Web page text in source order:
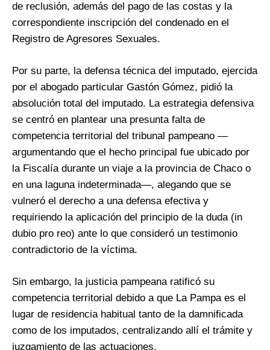
de reclusión, además del pago de las costas y la
correspondiente inscripción del condenado en el
Registro de Agresores Sexuales.
Por su parte, la defensa técnica del imputado, ejercida
por el abogado particular Gastón Gómez, pidió la
absolución total del imputado. La estrategia defensiva
se centró en plantear una presunta falta de
competencia territorial del tribunal pampeano —
argumentando que el hecho principal fue ubicado por
la Fiscalía durante un viaje a la provincia de Chaco o
en una laguna indeterminada—, alegando que se
vulneró el derecho a una defensa efectiva y
requiriendo la aplicación del principio de la duda (in
dubio pro reo) ante lo que consideró un testimonio
contradictorio de la víctima.
Sin embargo, la justicia pampeana ratificó su
competencia territorial debido a que La Pampa es el
lugar de residencia habitual tanto de la damnificada
como de los imputados, centralizando allí el trámite y
juzgamiento de las actuaciones.